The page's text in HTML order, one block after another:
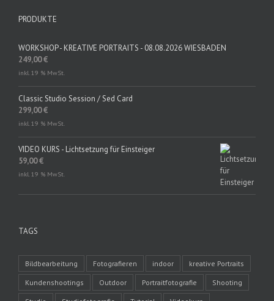
PRODUKTE
WORKSHOP - KREATIVE PORTRAITS - 08.08.2026 WIESBADEN
249,00€
inkl. 19 % MwSt.
Classic Studio Session / Sed Card
299,00€
inkl. 19 % MwSt.
VIDEO KURS - Lichtsetzung für Einsteiger
59,00€
inkl. 19 % MwSt.
TAGS
Bildbearbeitung Fotografieren indoor kreative Portraits
Kundenshootings Outdoor Portraitfotografie Shooting